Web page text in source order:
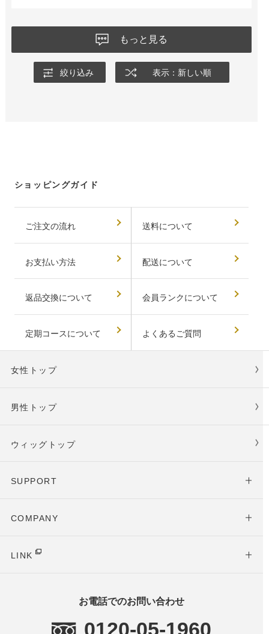
もっと見る
絞り込み 表示：新しい順
ショッピングガイド
ご注文の流れ 送料について
お支払い方法 配送について
返品交換について 会員ランクについて
定期コースについて よくあるご質問
女性トップ
男性トップ
ウィッグトップ
SUPPORT
COMPANY
LINK
お電話でのお問い合わせ
0120-05-1960